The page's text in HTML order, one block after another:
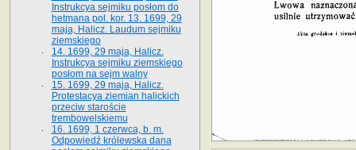
Instrukcya sejmiku posłom do
hetmana pol. kor. 13. 1699, 29
maja, Halicz. Laudum sejmiku
ziemskiego
14. 1699, 29 maja, Halicz.
Instrukcya sejmiku ziemskiego
posłom na sejm walny
15. 1699, 29 maja, Halicz.
Protestacya ziemian halickich
przeciw staroście
trembowelskiemu
16. 1699, 1 czerwca, b. m.
Odpowiedź królewska dana